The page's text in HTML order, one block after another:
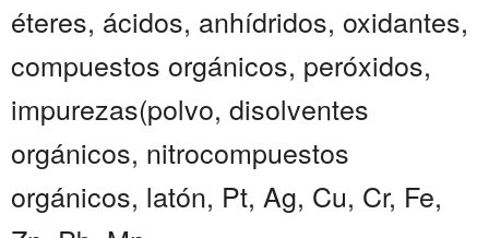
éteres, ácidos, anhídridos, oxidantes,
compuestos orgánicos, peróxidos,
impurezas(polvo, disolventes
orgánicos, nitrocompuestos
orgánicos, latón, Pt, Ag, Cu, Cr, Fe,